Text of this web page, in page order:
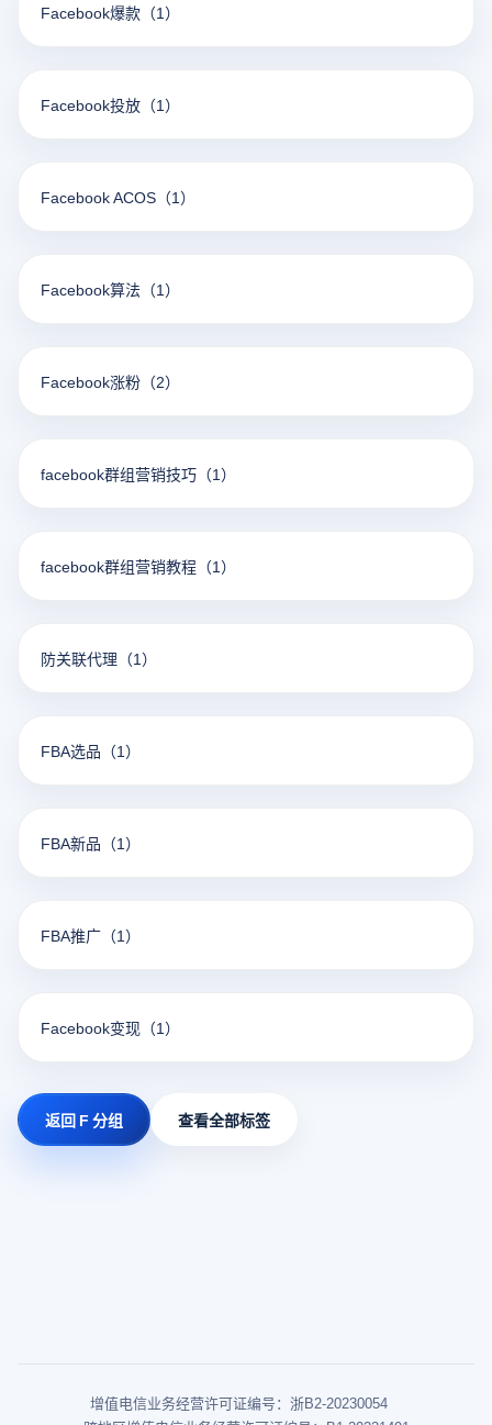
Facebook爆款 （1）
Facebook投放 （1）
Facebook ACOS （1）
Facebook算法 （1）
Facebook涨粉 （2）
facebook群组营销技巧 （1）
facebook群组营销教程 （1）
防关联代理 （1）
FBA选品 （1）
FBA新品 （1）
FBA推广 （1）
Facebook变现 （1）
返回 F 分组 查看全部标签
增值电信业务经营许可证编号：浙B2-20230054